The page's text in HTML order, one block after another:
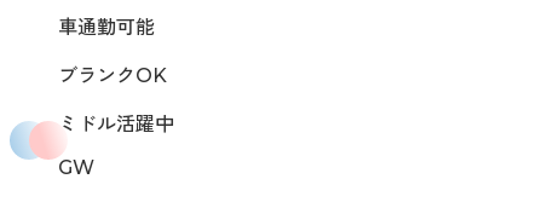
車通勤可能
ブランクOK
ミドル活躍中
GW